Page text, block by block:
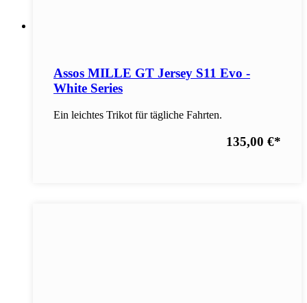
Assos MILLE GT Jersey S11 Evo -
White Series
Ein leichtes Trikot für tägliche Fahrten.
135,00 €*